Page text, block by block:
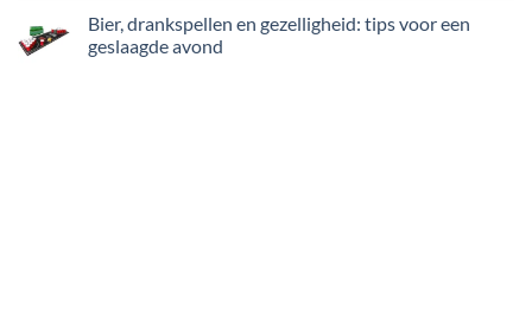
Bier, drankspellen en gezelligheid: tips voor een
geslaagde avond